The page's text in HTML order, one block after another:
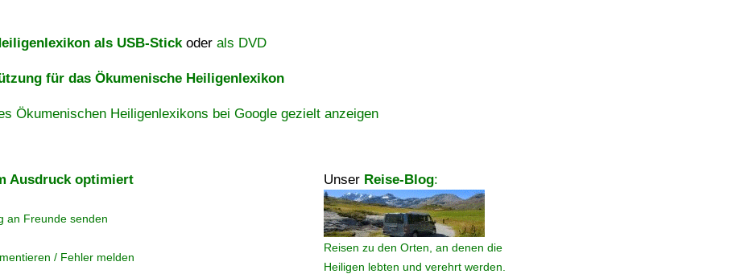
als USB-Stickoder als DVD
für das Ökumenische Heiligenlexikon
Ökumenischen Heiligenlexikons bei Google gezielt anzeigen
Ausdruck optimiert Unser Reise-Blog:
Reisen zu den Orten, an denen die
Heiligen lebten und verehrt werden.
an Freunde senden
/ Fehler melden